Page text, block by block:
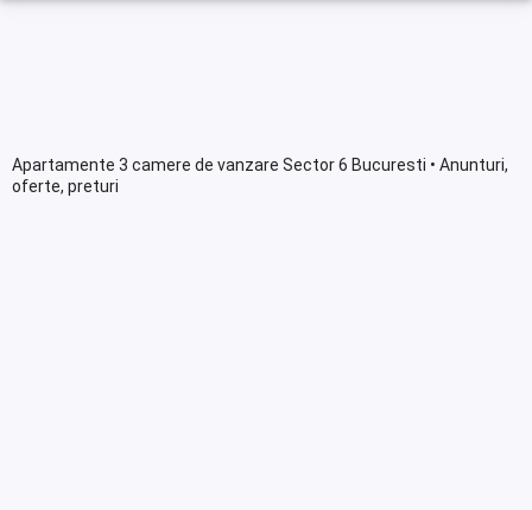
Apartamente 3 camere de vanzare Sector 6 Bucuresti • Anunturi,
oferte, preturi